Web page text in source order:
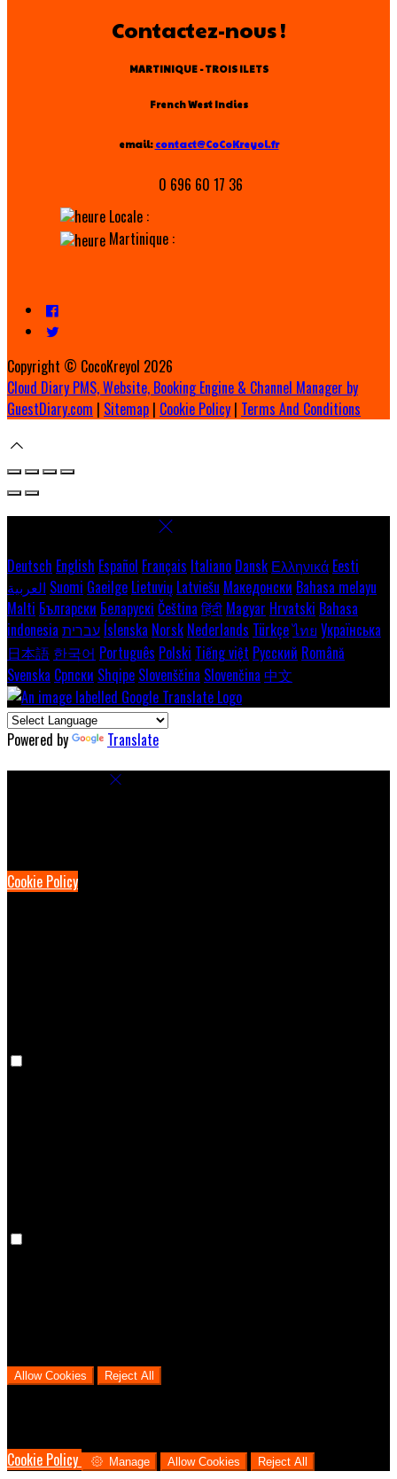
Contactez-nous !
MARTINIQUE - TROIS ILETS
French West Indies
email: contact@CoCoKreyol.fr
0 696 60 17 36
Locale :
Martinique :
Copyright © CocoKreyol 2026
Cloud Diary PMS, Website, Booking Engine & Channel Manager by
GuestDiary.com | Sitemap | Cookie Policy | Terms And Conditions
Deutsch English Español Français Italiano Dansk Ελληνικά Eesti
العربية Suomi Gaeilge Lietuvių Latviešu Македонски Bahasa melayu
Malti Български Беларускі Čeština हिंदी Magyar Hrvatski Bahasa
indonesia עברית Íslenska Norsk Nederlands Türkçeไทย Українська
日本語 한국어 Português Polski Tiếng việt Русский Română
Svenska Српски Shqipe Slovenščina Slovenčina 中文
Powered by Translate
Cookie Policy
Allow Cookies Reject All
Cookie Policy
Manage Allow Cookies Reject All